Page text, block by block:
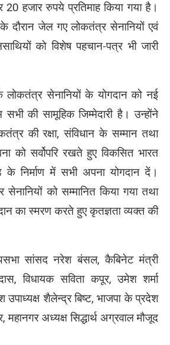
हजार रुपये प्रतिमाह किया गया है।
दौरान जेल गए लोकतंत्र सेनानियों एवं
को विशेष पहचान-पत्र भी जारी
लोकतंत्र सेनानियों के योगदान को नई
सभी की सामूहिक जिम्मेदारी है। उन्होंने
की रक्षा, संविधान के सम्मान तथा
को सर्वोपरि रखते हुए विकसित भारत
निर्माण में सभी अपना योगदान दें।
को सम्मानित किया गया तथा
का स्मरण करते हुए कृतज्ञता व्यक्त की
सांसद नरेश बंसल, कैबिनेट मंत्री
विधायक सविता कपूर, उमेश शर्मा
शैलेन्द्र बिष्ट, भाजपा के प्रदेश
महानगर अध्यक्ष सिद्धार्थ अग्रवाल मौजूद